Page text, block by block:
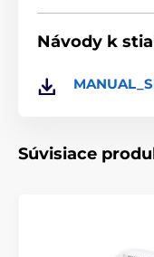
* Odnímateľná
Návody k
Súvisiace